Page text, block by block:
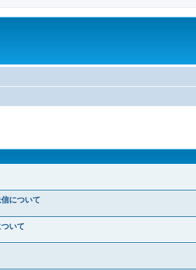
について
いて